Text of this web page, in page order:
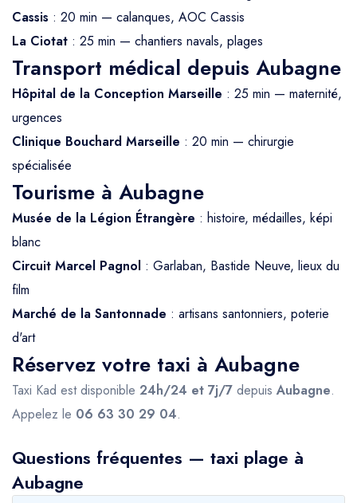
Cassis : 20 min — calanques, AOC Cassis
La Ciotat : 25 min — chantiers navals, plages
Transport médical depuis Aubagne
Hôpital de la Conception Marseille : 25 min — maternité,
urgences
Clinique Bouchard Marseille : 20 min — chirurgie
spécialisée
Tourisme à Aubagne
Musée de la Légion Étrangère : histoire, médailles, képi
blanc
Circuit Marcel Pagnol : Garlaban, Bastide Neuve, lieux du
film
Marché de la Santonnade : artisans santonniers, poterie
d'art
Réservez votre taxi à Aubagne
Taxi Kad est disponible 24h/24 et 7j/7 depuis Aubagne.
Appelez le 06 63 30 29 04.
Questions fréquentes — taxi plage à
Aubagne